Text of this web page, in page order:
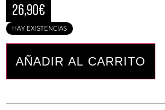
26,90€
HAY EXISTENCIAS
AÑADIR AL CARRITO